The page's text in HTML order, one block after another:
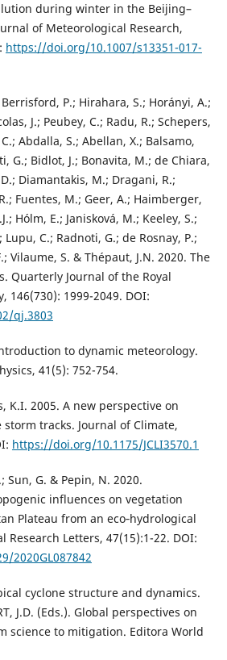
during winter in the Beijing–
of Meteorological Research,
https://doi.org/10.1007/s13351-017-
P.; Hirahara, S.; Horányi, A.;
J.; Peubey, C.; Radu, R.; Schepers,
Abdalla, S.; Abellan, X.; Balsamo,
G.; Bidlot, J.; Bonavita, M.; de Chiara,
Diamantakis, M.; Dragani, R.;
Fuentes, M.; Geer, A.; Haimberger,
Hólm, E.; Janisková, M.; Keeley, S.;
Lupu, C.; Radnoti, G.; de Rosnay, P.;
Vilaume, S. & Thépaut, J.N. 2020. The
Quarterly Journal of the Royal
146(730): 1999-2049. DOI:
qj.3803
to dynamic meteorology.
41(5): 752-754.
K.I. 2005. A new perspective on
tracks. Journal of Climate,
https://doi.org/10.1175/JCLI3570.1
Sun, G. & Pepin, N. 2020.
influences on vegetation
Plateau from an eco‐hydrological
Research Letters, 47(15):1-22. DOI:
2020GL087842
cyclone structure and dynamics.
J.D. (Eds.). Global perspectives on
science to mitigation. Editora World